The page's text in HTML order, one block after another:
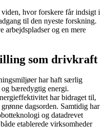
hvor forskere får indsigt i
til den nyeste forskning.
arbejdspladser og en mere
som drivkraft
har haft særlig
bæredygtig energi.
har bidraget til,
dagsorden. Samtidig har
og datadrevet
etablerede virksomheder